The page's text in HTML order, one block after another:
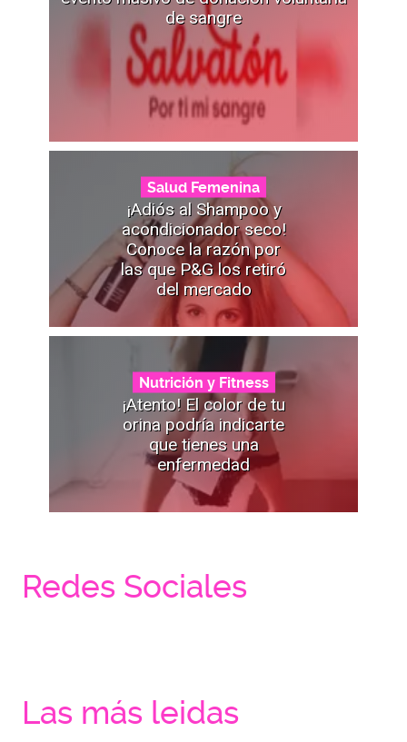
de sangre
Salud Femenina
¡Adiós al Shampoo y
acondicionador seco!
Conoce la razón por
las que P&G los retiró
del mercado
Nutrición y Fitness
¡Atento! El color de tu
orina podría indicarte
que tienes una
enfermedad
Redes Sociales
Las más leidas